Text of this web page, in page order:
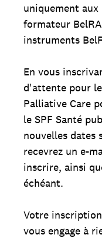
uniquement
formateur
instruments
En vous
d'attente pour
Palliative Care
le SPF Santé
nouvelles dates
recevrez un e-
inscrire, ainsi
échéant.
Votre
vous engage à